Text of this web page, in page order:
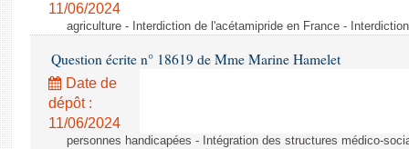
11/06/2024
agriculture - Interdiction de l'acétamipride en France -
Question écrite n° 18619 de Mme Marine Hamelet
Date de
dépôt :
11/06/2024
personnes handicapées - Intégration des structures médico-